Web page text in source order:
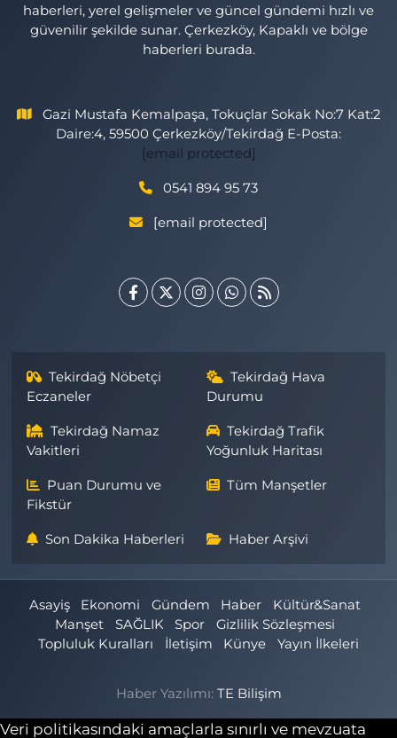
haberleri, yerel gelişmeler ve güncel gündemi hızlı ve
güvenilir şekilde sunar. Çerkezköy, Kapaklı ve bölge
haberleri burada.
Gazi Mustafa Kemalpaşa, Tokuçlar Sokak No:7 Kat:2
Daire:4, 59500 Çerkezköy/Tekirdağ E-Posta:
[email protected]
0541 894 95 73
[email protected]
Tekirdağ Nöbetçi
Eczaneler
Tekirdağ Hava
Durumu
Tekirdağ Namaz
Vakitleri
Tekirdağ Trafik
Yoğunluk Haritası
Puan Durumu ve
Fikstür
Tüm Manşetler
Son Dakika Haberleri Haber Arşivi
Asayiş Ekonomi Gündem Haber
Kültür&Sanat
Manşet
SAĞLIK Spor
Gizlilik Sözleşmesi
Topluluk Kuralları
İletişim Künye Yayın İlkeleri
Haber Yazılımı: TE Bilişim
Veri politikasındaki amaçlarla sınırlı ve mevzuata